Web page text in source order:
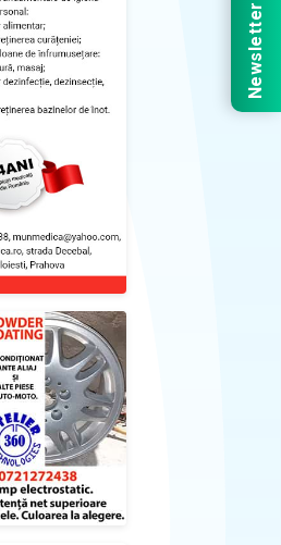
Newsletter